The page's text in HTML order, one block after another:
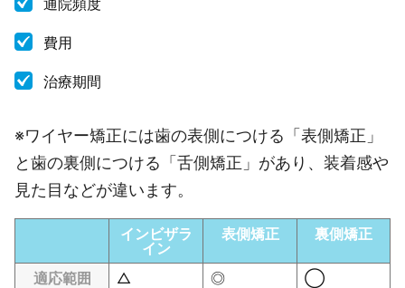
通院頻度
費用
治療期間
※ワイヤー矯正には歯の表側につける「表側矯正」
と歯の裏側につける「舌側矯正」があり、装着感や
見た目などが違います。
インビザラ
イン
表側矯正 裏側矯正
適応範囲 △ ◎
◯